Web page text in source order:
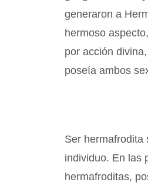
generaron a
hermoso
por acción
poseía ambos
Ser hermafrodita
individuo. En las
hermafroditas,